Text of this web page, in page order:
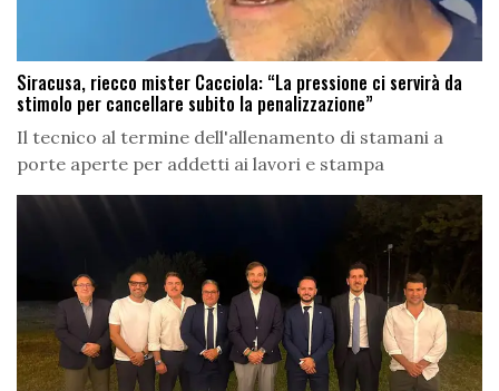
Siracusa, riecco mister Cacciola: “La pressione ci servirà da
stimolo per cancellare subito la penalizzazione”
Il tecnico al termine dell'allenamento di stamani a
porte aperte per addetti ai lavori e stampa